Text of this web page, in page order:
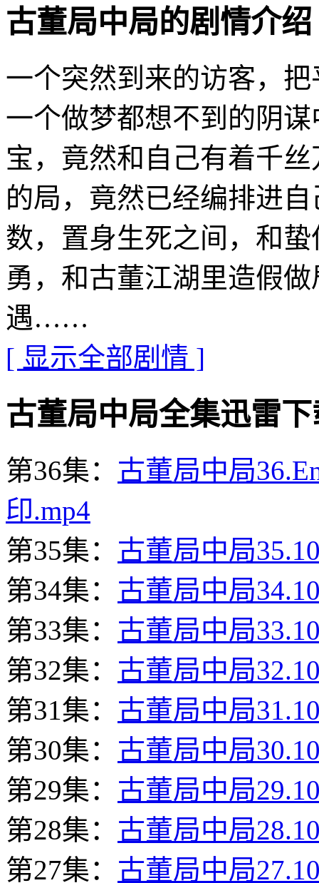
古董局中局的剧情介绍 ·
一个突然到来的访客，
一个做梦都想不到的阴
宝，竟然和自己有着千
的局，竟然已经编排进
数，置身生死之间，和
勇，和古董江湖里造假
遇……
[ 显示全部剧情 ]
古董局中局全集迅雷下
第36集： 古董局中局
印.mp4
第35集： 古董局中局
第34集： 古董局中局
第33集： 古董局中局
第32集： 古董局中局
第31集： 古董局中局
第30集： 古董局中局
第29集： 古董局中局
第28集： 古董局中局
第27集： 古董局中局